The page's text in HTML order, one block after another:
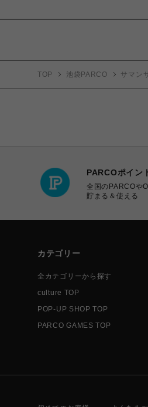
TOP 池袋PARCO サマン
PARCOポイン
全国のPARCOや
貯まる＆使える
カテゴリー
全カテゴリーから探す
culture TOP
POP-UP SHOP TOP
PARCO GAMES TOP